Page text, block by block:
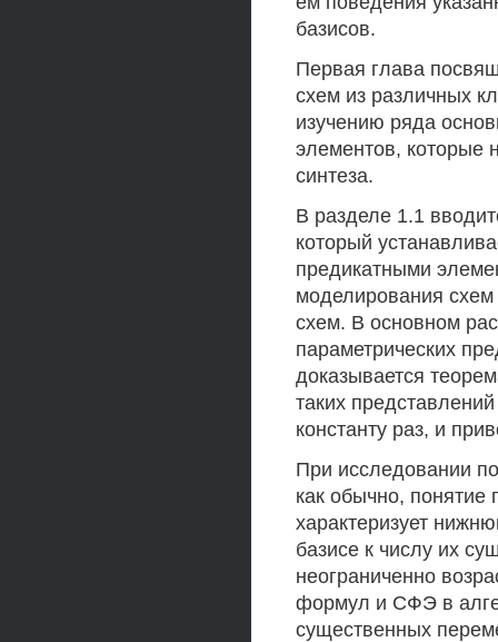
базисов.
Первая глава
схем из различных
изучению ряда
элементов, которые
синтеза.
В разделе 1.1
который
предикатными
моделирования
схем. В основном
параметрических
доказывается
таких
константу раз, и
При исследовании
как обычно, понятие
характеризует
базисе к числу их
неограниченно
формул и СФЭ в
существенных